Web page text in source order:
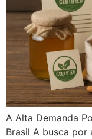
A Alta Demanda
Brasil A busca por